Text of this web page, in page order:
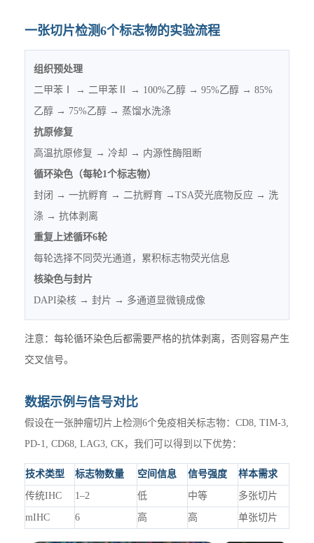
一张切片检测6个标志物的实验流程
组织预处理
二甲苯Ⅰ → 二甲苯Ⅱ → 100%乙醇 → 95%乙醇 → 85%
乙醇 → 75%乙醇 → 蒸馏水洗涤
抗原修复
高温抗原修复 → 冷却 → 内源性酶阻断
循环染色（每轮1个标志物）
封闭 → 一抗孵育 → 二抗孵育 →TSA荧光底物反应 → 洗
涤 → 抗体剥离
重复上述循环6轮
每轮选择不同荧光通道，累积标志物荧光信息
核染色与封片
DAPI染核 → 封片 → 多通道显微镜成像
注意：每轮循环染色后都需要严格的抗体剥离，否则容易产生
交叉信号。
数据示例与信号对比
假设在一张肿瘤切片上检测6个免疫相关标志物：CD8, TIM-3,
PD-1, CD68, LAG3, CK，我们可以得到以下优势：
技术类型 标志物数量 空间信息 信号强度 样本需求
传统IHC 1–2 低 中等 多张切片
mIHC 6 高 高 单张切片